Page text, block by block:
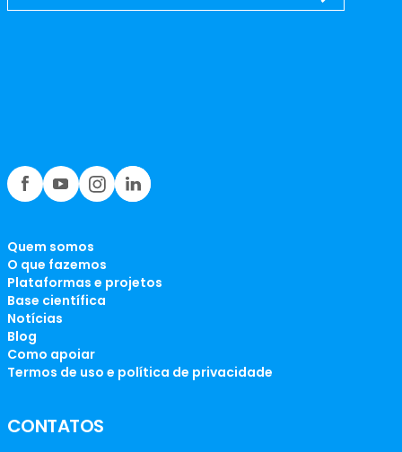
Quem somos
O que fazemos
Plataformas e projetos
Base científica
Notícias
Blog
Como apoiar
Termos de uso e política de privacidade
CONTATOS